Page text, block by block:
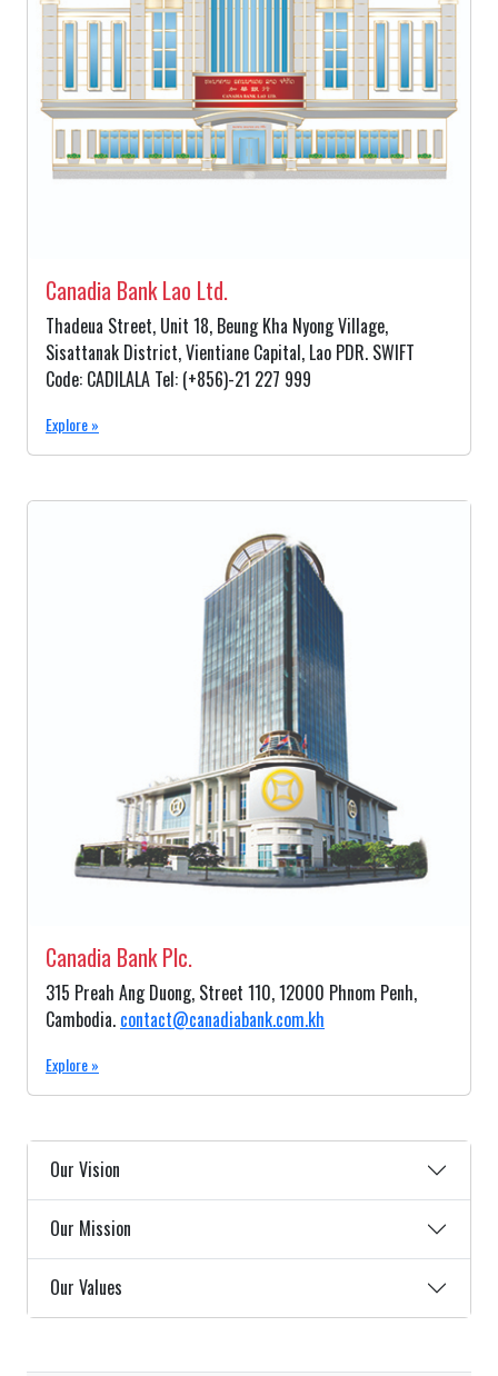
Canadia Bank Lao Ltd.
Thadeua Street, Unit 18, Beung Kha Nyong Village,
Sisattanak District, Vientiane Capital, Lao PDR. SWIFT
Code: CADILALA Tel: (+856)-21 227 999
Explore »
Canadia Bank Plc.
315 Preah Ang Duong, Street 110, 12000 Phnom Penh,
Cambodia. contact@canadiabank.com.kh
Explore »
Our Vision
Our Mission
Our Values